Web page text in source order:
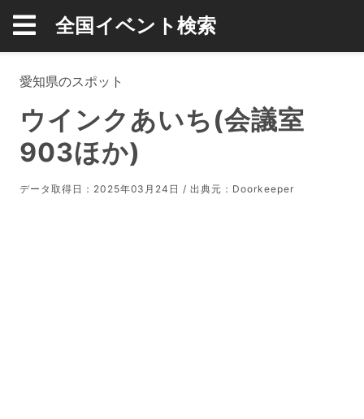
全国イベント検索
愛知県のスポット
ウインクあいち(会議室
903ほか)
データ取得日：2025年03月24日 / 出典元： Doorkeeper